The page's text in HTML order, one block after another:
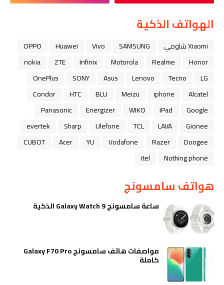
الهواتف الذكية
Xiaomi شاومي SAMSUNG
Vivo
Huawei
OPPO
Honor
Realme
Motorola
Infinix
ZTE
nokia
LG
Tecno
Lenovo
Asus
SONY
OnePlus
Alcatel
iphone
Meizu
BLU
HTC
Condor
Google
iPad
WIKO
Energizer
Panasonic
Gionee
LAVA
TCL
Ulefone
Sharp
evertek
Doogee
Razer
Vodafone
YU
Acer
CUBOT
Nothing phone
itel
هواتف سامسونج
ساعة سامسونج Galaxy Watch 9 الذكية
مواصفات هاتف سامسونج Galaxy F70 Pro
كاملة